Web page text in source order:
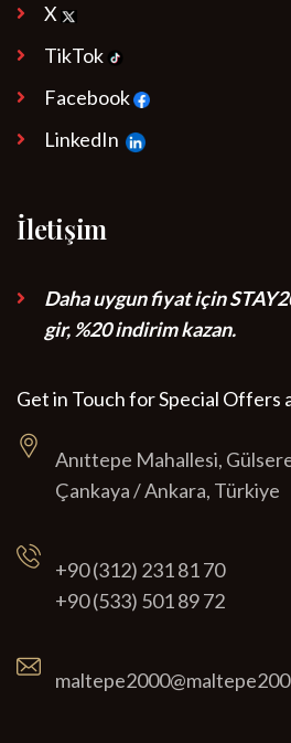
X
TikTok
Facebook
LinkedIn
İletişim
Daha uygun fiyat için
gir, %20 indirim kazan.
Get in Touch for Special Offers
Anıttepe Mahallesi,
Çankaya / Ankara, Türkiye
+90 (312) 231 81 70
+90 (533) 501 89 72